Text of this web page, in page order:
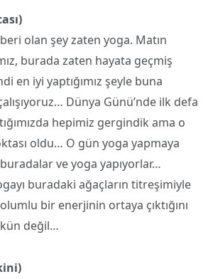
olan şey zaten yoga. Matın
burada zaten hayata geçmiş
en iyi yaptığımız şeyle buna
Dünya Günü’nde ilk defa
hepimiz gergindik ama o
oldu… O gün yoga yapmaya
ve yoga yapıyorlar…
buradaki ağaçların titreşimiyle
bir enerjinin ortaya çıktığını
değil…